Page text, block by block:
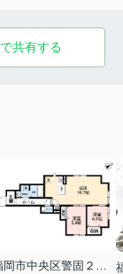
共有する